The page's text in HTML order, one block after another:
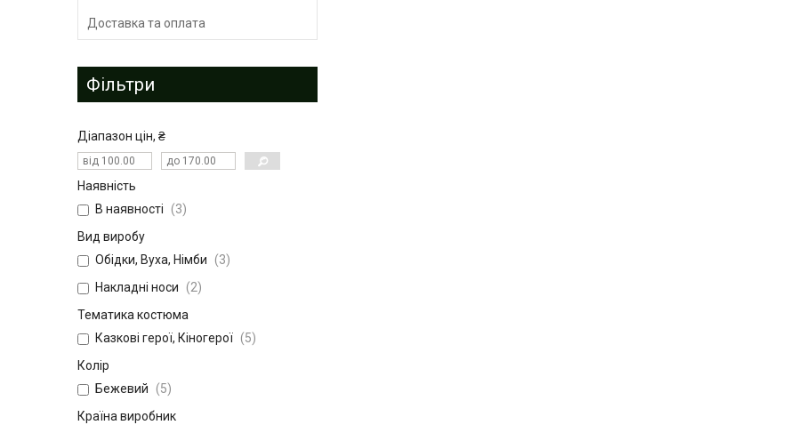
Доставка та оплата
Фільтри
Діапазон цін, ₴
Наявність
В наявності
3
Вид виробу
Обідки, Вуха, Німби
3
Накладні носи
2
Тематика костюма
Казкові герої, Кіногерої
5
Колір
Бежевий
5
Країна виробник